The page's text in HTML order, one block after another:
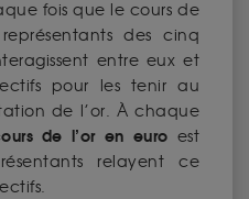
fois que le cours de
des cinq
entre eux et
pour les tenir au
de l’or. À chaque
de l’or en euro est
relayent ce